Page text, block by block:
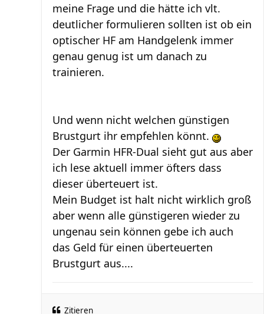
meine Frage und die hätte ich vlt.
deutlicher formulieren sollten ist ob ein
optischer HF am Handgelenk immer
genau genug ist um danach zu
trainieren.
Und wenn nicht welchen günstigen
Brustgurt ihr empfehlen könnt.
Der Garmin HFR-Dual sieht gut aus aber
ich lese aktuell immer öfters dass
dieser überteuert ist.
Mein Budget ist halt nicht wirklich groß
aber wenn alle günstigeren wieder zu
ungenau sein können gebe ich auch
das Geld für einen überteuerten
Brustgurt aus....
Zitieren